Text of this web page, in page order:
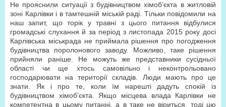
Не прояснили ситуації з будівництвом хімоб’єкта в житловій
зоні Карлівки і в тамтешній міській раді. Тільки повідомили на
наш запит, що торік у травні з цього питання відбулися
громадські слухання й за період з листопада 2015 року досі
Карлівська міськрада не приймала рішення про погодження
будівництва поролонового заводу. Можливо, таке рішення
прийняли раніше. Не можуть же представники сусідньої
області чи ще хтось самовільно і неконтрольовано
господарювати на території складів. Люди мають про це
знати. Як і про те, коли їм нарешті дадуть спокій із
будівництвом хімоб’єкта. Якщо місцева влада Карлівки не
компетентна в цьому питанні, а в таке не віриться, тоді цю